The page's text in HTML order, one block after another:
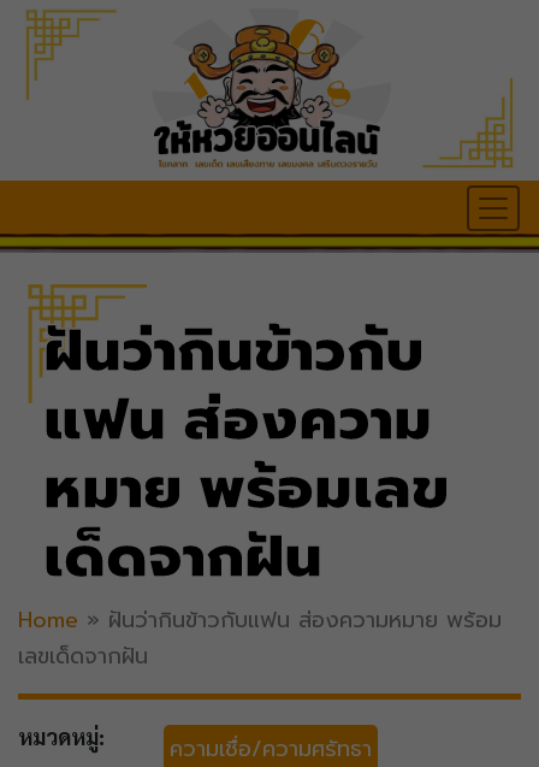
ฝันว่ากินข้าวกับ
แฟน ส่องความ
หมาย พร้อมเลข
เด็ดจากฝัน
Home » ฝันว่ากินข้าวกับแฟน ส่องความหมาย พร้อม
เลขเด็ดจากฝัน
หมวดหมู่:
ความเชื่อ/ความศรัทธา